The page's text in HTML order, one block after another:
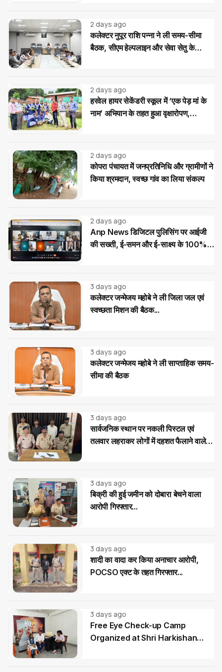
2 days ago
कलेक्टर नुपूर राशि पन्ना ने ली समय-सीमा
बैठक, सीएम हेल्पलाइन और सेवा सेतु के
2 days ago
हरवेल हायर सेकेंडरी स्कूल में ‘एक पेड़ मां के
नाम’ अभियान के तहत हुआ वृक्षारोपण,
2 days ago
कोपरा पंचायत में जनप्रतिनिधि और ग्रामीणों ने
किया श्रमदान, स्वच्छ गांव का लिया संकल्प
2 days ago
Anp News डिजिटल पुलिसिंग पर आईजी
की सख्ती, ई-समन और ई-साक्ष्य के 100%
3 days ago
कलेक्टर जन्मेजय महोबे ने ली जिला जल एवं
स्वच्छता मिशन की बैठक...
3 days ago
कलेक्टर जन्मेजय महोबे ने ली साप्ताहिक समय-
सीमा की बैठक
3 days ago
सार्वजनिक स्थान पर नकली पिस्टल एवं
तलवार लहराकर लोगों में दहशत फैलाने वाले
3 days ago
बिक्री की हुई जमीन को दोबारा बेचने वाला
आरोपी गिरफ्तार...
3 days ago
शादी का वादा कर किया अनाचार आरोपी,
POCSO एक्ट के तहत गिरफ्तार...
3 days ago
Free Eye Check-up Camp
Organized at Shri Harkishan